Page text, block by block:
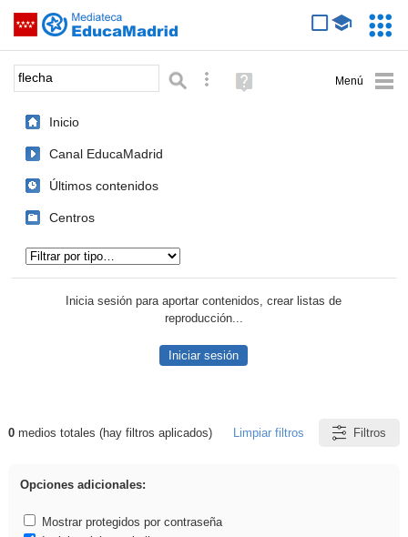
Saltar navegación
Palabra o frase: Búsqueda avanzada
Ayuda
(en
Inicio
Canal EducaMadrid
Últimos contenidos
Centros
Inicia sesión para aportar contenidos, crear listas de
reproducción...
Iniciar sesión
Resultados de: flecha
0medios totales (hay filtros aplicados) Limpiar filtros Filtros
Opciones adicionales:
Mostrar protegidos por contraseña